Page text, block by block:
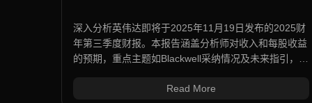
深入分析英伟达即将于2025年11月19日发布的2025财
年第三季度财报。本报告涵盖分析师对收入和每股收益
的预期，重点主题如Blackwell采纳情况及未来指引，以
Read More